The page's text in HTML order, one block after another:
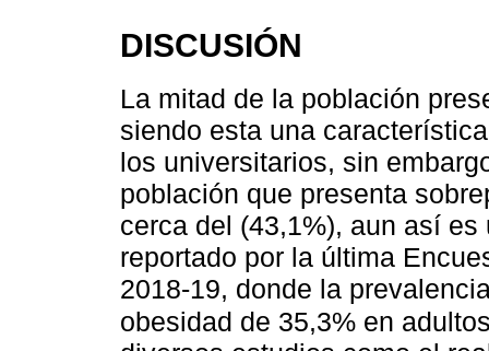
DISCUSIÓN
La mitad de la población
siendo esta una
los universitarios, sin
población que presenta
cerca del (43,1%), aun así
reportado por la última
2018-19, donde la
obesidad de 35,3% en